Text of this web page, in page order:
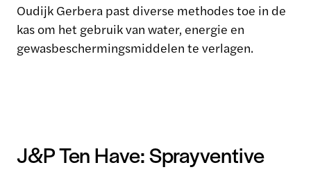
Oudijk Gerbera past diverse methodes toe in de
kas om het gebruik van water, energie en
gewasbeschermingsmiddelen te verlagen.
J&P Ten Have: Sprayventive